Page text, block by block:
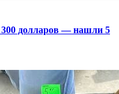
долларов — нашли 5